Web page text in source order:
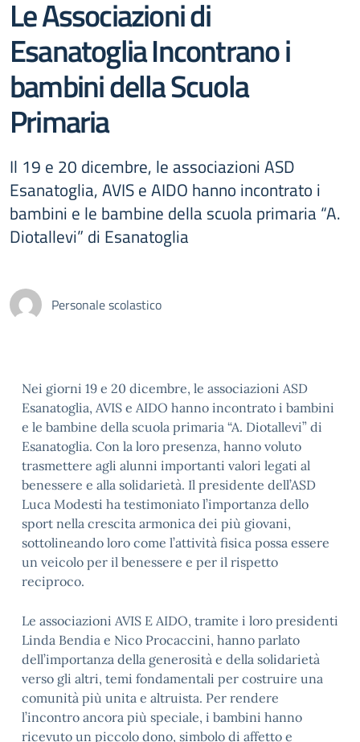
Le Associazioni di
Esanatoglia Incontrano i
bambini della Scuola
Primaria
Il 19 e 20 dicembre, le associazioni ASD
Esanatoglia, AVIS e AIDO hanno incontrato i
bambini e le bambine della scuola primaria “A.
Diotallevi” di Esanatoglia
Personale scolastico
Nei giorni 19 e 20 dicembre, le associazioni ASD
Esanatoglia, AVIS e AIDO hanno incontrato i bambini
e le bambine della scuola primaria “A. Diotallevi” di
Esanatoglia. Con la loro presenza, hanno voluto
trasmettere agli alunni importanti valori legati al
benessere e alla solidarietà. Il presidente dell’ASD
Luca Modesti ha testimoniato l’importanza dello
sport nella crescita armonica dei più giovani,
sottolineando loro come l’attività fisica possa essere
un veicolo per il benessere e per il rispetto
reciproco.
Le associazioni AVIS E AIDO, tramite i loro presidenti
Linda Bendia e Nico Procaccini, hanno parlato
dell’importanza della generosità e della solidarietà
verso gli altri, temi fondamentali per costruire una
comunità più unita e altruista. Per rendere
l’incontro ancora più speciale, i bambini hanno
ricevuto un piccolo dono, simbolo di affetto e